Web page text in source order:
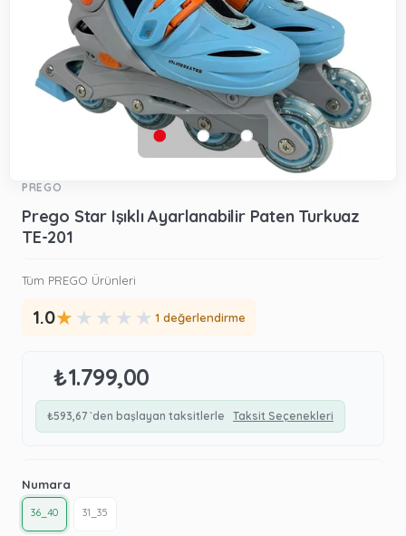
PREGO
Prego Star Işıklı Ayarlanabilir Paten Turkuaz
TE-201
Tüm PREGO Ürünleri
1.0★ ★ ★ ★ ★ 1 değerlendirme
₺1.799,00
₺593,67 `den başlayan taksitlerle Taksit Seçenekleri
Numara
36_40 31_35